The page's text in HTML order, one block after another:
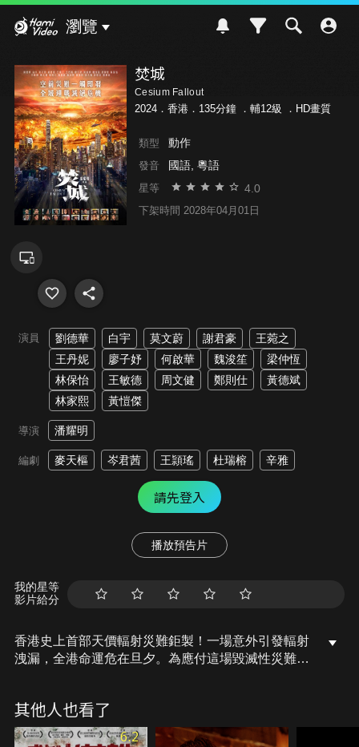
瀏覽
焚城
Cesium Fallout
2024．香港．135分鐘 ． 輔12級 ．HD畫質
類型 動作
發音 國語, 粵語
星等 4.0
下架時間 2028年04月01日
演員 劉德華 白宇 莫文蔚 謝君豪
王菀之
王丹妮
廖子妤 何啟華 魏浚笙
梁仲恆
林保怡
王敏德 周文健 鄭則仕
黃德斌
林家熙
黃愷傑
導演 潘耀明
編劇 麥天樞 岑君茜 王頴瑤 杜瑞榕 辛雅
請先登入
播放預告片
我的星等
影片給分
香港史上首部天價輻射災難鉅製！一場意外引發輻射
洩漏，全港命運危在旦夕。為應付這場毀滅性災難，
臨危受命深入輻射區，拼死阻止輻射擴散全港。面對
前所未見的末日浩劫，香港會否一夜滅城？
其他人也看了
6.2